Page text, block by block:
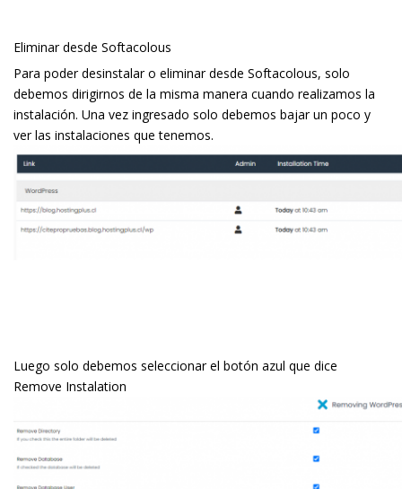
Eliminar desde Softacolous
Para poder desinstalar o eliminar desde Softacolous, solo
debemos dirigirnos de la misma manera cuando realizamos la
instalación. Una vez ingresado solo debemos bajar un poco y
ver las instalaciones que tenemos.
Luego solo debemos seleccionar el botón azul que dice
Remove Instalation